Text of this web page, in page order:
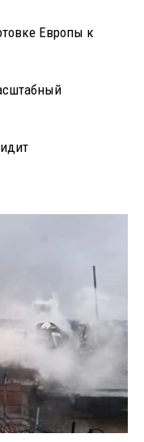
Европы к